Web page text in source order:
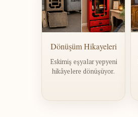
Dönüşüm Hikayeleri
Eskimiş eşyalar yepyeni
hikâyelere dönüşüyor.